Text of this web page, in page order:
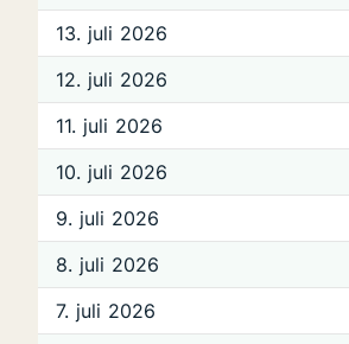
13. juli 2026
12. juli 2026
11. juli 2026
10. juli 2026
9. juli 2026
8. juli 2026
7. juli 2026